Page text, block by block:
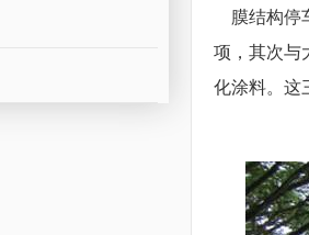
膜结构停
项，其次与
化涂料。这